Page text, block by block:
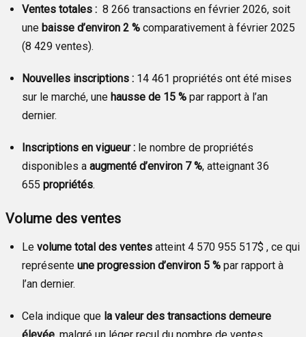
Ventes totales : 8 266 transactions en février 2026, soit
une baisse d’environ 2 % comparativement à février 2025
(8 429 ventes).
Nouvelles inscriptions : 14 461 propriétés ont été mises
sur le marché, une hausse de 15 % par rapport à l’an
dernier.
Inscriptions en vigueur : le nombre de propriétés
disponibles a augmenté d’environ 7 %, atteignant 36
655 propriétés.
Volume des ventes
Le volume total des ventes atteint 4 570 955 517$ , ce qui
représente une progression d’environ 5 % par rapport à
l’an dernier.
Cela indique que la valeur des transactions demeure